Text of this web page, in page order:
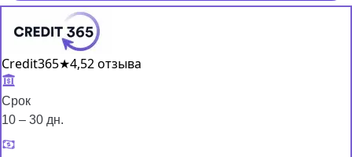
Credit365★4,52 отзыва
Срок
10 – 30 дн.